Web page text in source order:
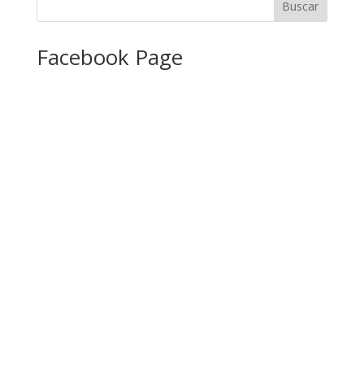
Facebook Page